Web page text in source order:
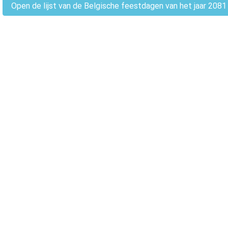
Open de lijst van de Belgische feestdagen van het jaar 2081